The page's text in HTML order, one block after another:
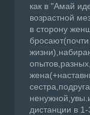
как в "Амай
возрастной
в сторону
дистанции в